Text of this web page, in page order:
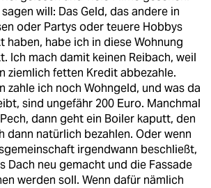
will: Das Geld, das andere in
oder Partys oder teuere Hobbys
haben, habe ich in diese Wohnung
Ich mach damit keinen Reibach, weil
ziemlich fetten Kredit abbezahle.
zahle ich noch Wohngeld, und was da
sind ungefähr 200 Euro. Manchmal
dann geht ein Boiler kaputt, den
dann natürlich bezahlen. Oder wenn
irgendwann beschließt,
Dach neu gemacht und die Fassade
werden soll. Wenn dafür nämlich